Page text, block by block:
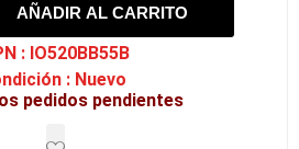
AÑADIR AL CARRITO
: IO520BB55B
: Nuevo
pedidos pendientes